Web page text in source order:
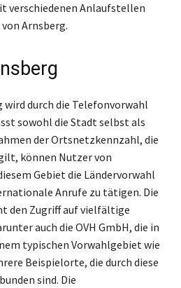
verschiedenen Anlaufstellen
Arnsberg.
wird durch die Telefonvorwahl
sowohl die Stadt selbst als
der Ortsnetzkennzahl, die
können Nutzer von
Gebiet die Ländervorwahl
Anrufe zu tätigen. Die
den Zugriff auf vielfältige
auch die OVH GmbH, die in
typischen Vorwahlgebiet wie
Beispielorte, die durch diese
sind. Die